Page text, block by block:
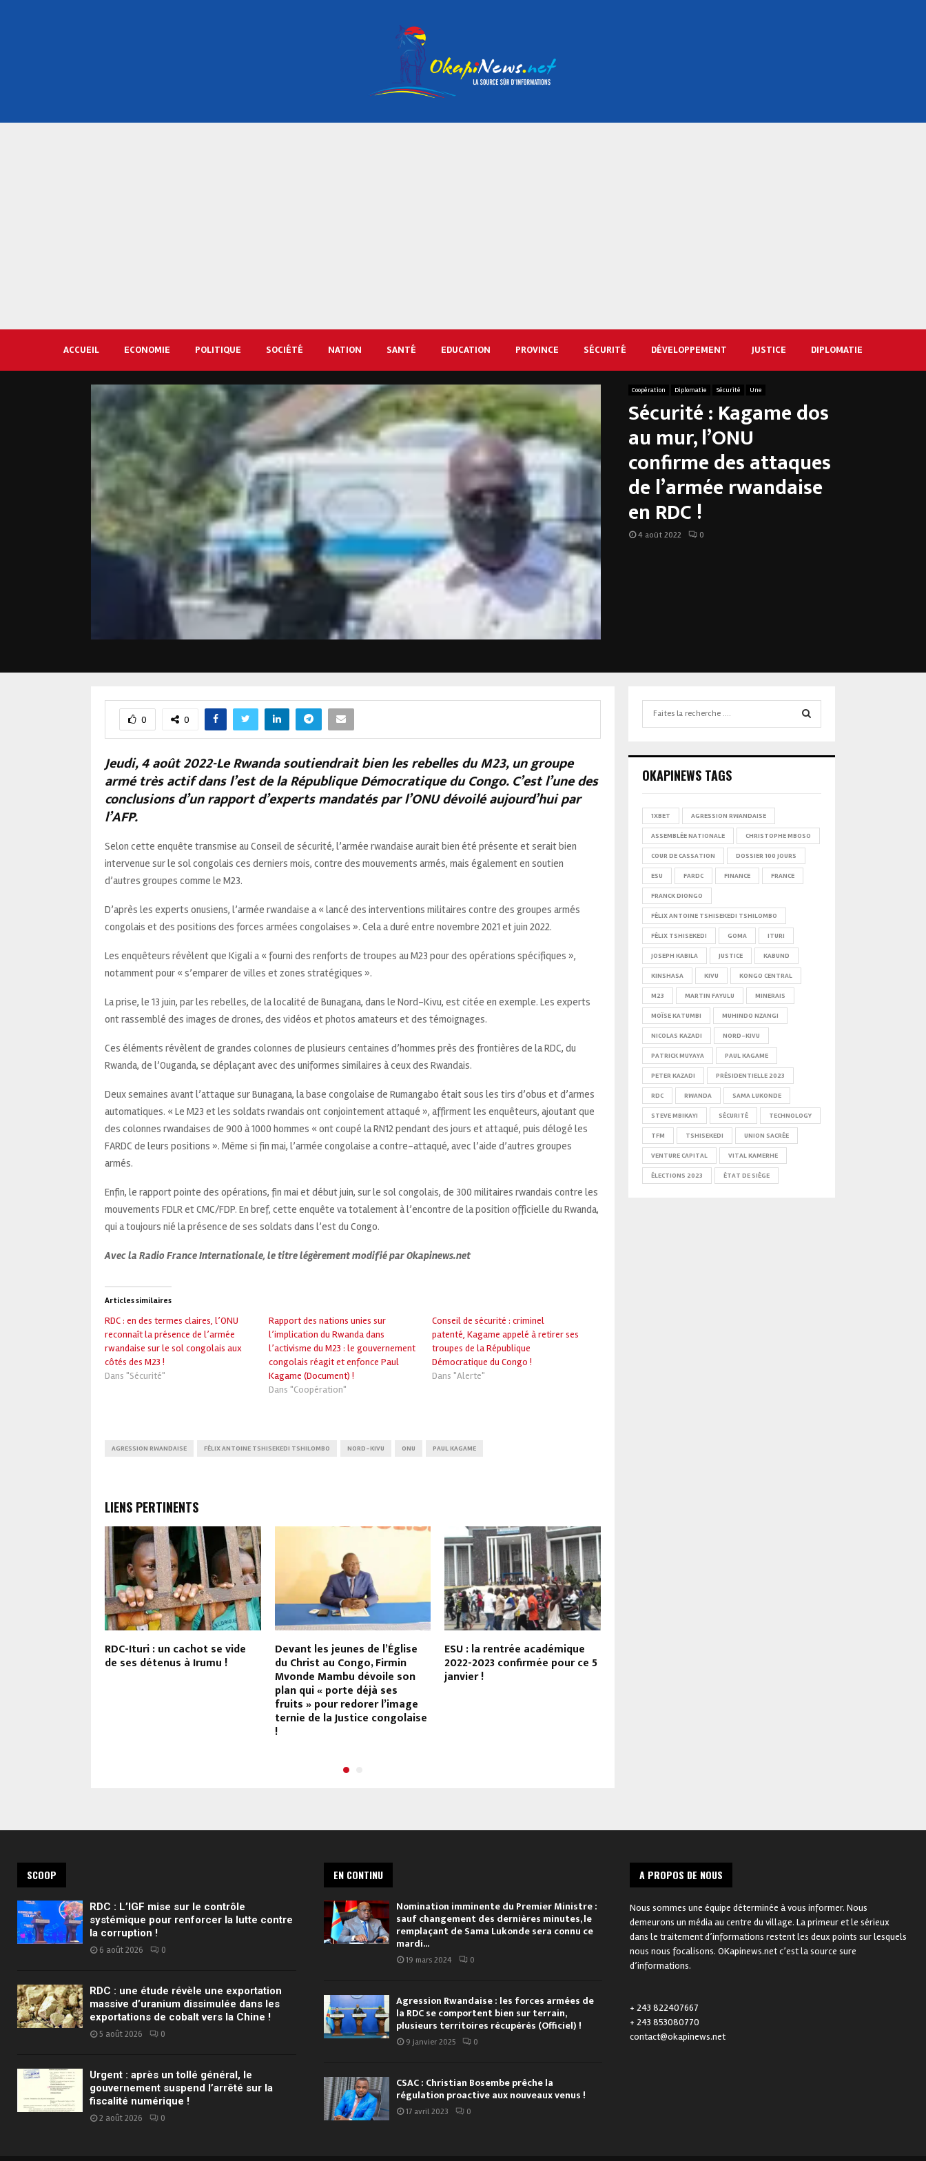
ACCUEIL ECONOMIE POLITIQUE SOCIÉTÉ NATION SANTÉ EDUCATION PROVINCE SÉCURITÉ DÉVELOPPEMENT JUSTICE DIPLOMATIE
Coopération Diplomatie Sécurité Une
Sécurité : Kagame dos
au mur, l’ONU
confirme des attaques
de l’armée rwandaise
en RDC !
4 août 2022 0
0 0
Jeudi, 4 août 2022-Le Rwanda soutiendrait bien les rebelles du M23, un groupe
armé très actif dans l’est de la République Démocratique du Congo. C’est l’une des
conclusions d’un rapport d’experts mandatés par l’ONU dévoilé aujourd’hui par
l’AFP.
Selon cette enquête transmise au Conseil de sécurité, l’armée rwandaise aurait bien été présente et serait bien
intervenue sur le sol congolais ces derniers mois, contre des mouvements armés, mais également en soutien
d’autres groupes comme le M23.
D’après les experts onusiens, l’armée rwandaise a « lancé des interventions militaires contre des groupes armés
congolais et des positions des forces armées congolaises ». Cela a duré entre novembre 2021 et juin 2022.
Les enquêteurs révèlent que Kigali a « fourni des renforts de troupes au M23 pour des opérations spécifiques »,
notamment pour « s’emparer de villes et zones stratégiques ».
La prise, le 13 juin, par les rebelles, de la localité de Bunagana, dans le Nord-Kivu, est citée en exemple. Les experts
ont rassemblé des images de drones, des vidéos et photos amateurs et des témoignages.
Ces éléments révèlent de grandes colonnes de plusieurs centaines d’hommes près des frontières de la RDC, du
Rwanda, de l’Ouganda, se déplaçant avec des uniformes similaires à ceux des Rwandais.
Deux semaines avant l’attaque sur Bunagana, la base congolaise de Rumangabo était sous les tirs d’obus et d’armes
automatiques. « Le M23 et les soldats rwandais ont conjointement attaqué », affirment les enquêteurs, ajoutant que
des colonnes rwandaises de 900 à 1000 hommes « ont coupé la RN12 pendant des jours et attaqué, puis délogé les
FARDC de leurs positions ». Même si fin mai, l’armée congolaise a contre-attaqué, avec l’aide d’autres groupes
armés.
Enfin, le rapport pointe des opérations, fin mai et début juin, sur le sol congolais, de 300 militaires rwandais contre les
mouvements FDLR et CMC/FDP. En bref, cette enquête va totalement à l’encontre de la position officielle du Rwanda,
qui a toujours nié la présence de ses soldats dans l’est du Congo.
Avec la Radio France Internationale, le titre légèrement modifié par Okapinews.net
Articles similaires
RDC : en des termes claires, l’ONU
reconnaît la présence de l’armée
rwandaise sur le sol congolais aux
côtés des M23 !
Dans "Sécurité"
Rapport des nations unies sur
l’implication du Rwanda dans
l’activisme du M23 : le gouvernement
congolais réagit et enfonce Paul
Kagame (Document) !
Dans "Coopération"
Conseil de sécurité : criminel
patenté, Kagame appelé à retirer ses
troupes de la République
Démocratique du Congo !
Dans "Alerte"
AGRESSION RWANDAISE FÉLIX ANTOINE TSHISEKEDI TSHILOMBO NORD-KIVU ONU PAUL KAGAME
LIENS PERTINENTS
RDC-Ituri : un cachot se vide
de ses détenus à Irumu !
Devant les jeunes de l’Église
du Christ au Congo, Firmin
Mvonde Mambu dévoile son
plan qui « porte déjà ses
fruits » pour redorer l’image
ternie de la Justice congolaise
!
ESU : la rentrée académique
2022-2023 confirmée pour ce 5
janvier !
OKAPINEWS TAGS
1XBET AGRESSION RWANDAISE
ASSEMBLÉE NATIONALE CHRISTOPHE MBOSO
COUR DE CASSATION DOSSIER 100 JOURS
ESU FARDC FINANCE FRANCE
FRANCK DIONGO
FÉLIX ANTOINE TSHISEKEDI TSHILOMBO
FÉLIX TSHISEKEDI GOMA ITURI
JOSEPH KABILA JUSTICE KABUND
KINSHASA KIVU KONGO CENTRAL
M23 MARTIN FAYULU MINERAIS
MOÏSE KATUMBI MUHINDO NZANGI
NICOLAS KAZADI NORD-KIVU
PATRICK MUYAYA PAUL KAGAME
PETER KAZADI PRÉSIDENTIELLE 2023
RDC RWANDA SAMA LUKONDE
STEVE MBIKAYI SÉCURITÉ TECHNOLOGY
TFM TSHISEKEDI UNION SACRÉE
VENTURE CAPITAL VITAL KAMERHE
ÉLECTIONS 2023 ÉTAT DE SIÈGE
SCOOP
RDC : L’IGF mise sur le contrôle
systémique pour renforcer la lutte contre
la corruption !
6 août 2026 0
RDC : une étude révèle une exportation
massive d’uranium dissimulée dans les
exportations de cobalt vers la Chine !
5 août 2026 0
Urgent : après un tollé général, le
gouvernement suspend l’arrêté sur la
fiscalité numérique !
2 août 2026 0
EN CONTINU
Nomination imminente du Premier Ministre :
sauf changement des dernières minutes, le
remplaçant de Sama Lukonde sera connu ce
mardi...
19 mars 2024 0
Agression Rwandaise : les forces armées de
la RDC se comportent bien sur terrain,
plusieurs territoires récupérés (Officiel) !
9 janvier 2025 0
CSAC : Christian Bosembe prêche la
régulation proactive aux nouveaux venus !
17 avril 2023 0
A PROPOS DE NOUS
Nous sommes une équipe déterminée à vous informer. Nous
demeurons un média au centre du village. La primeur et le sérieux
dans le traitement d’informations restent les deux points sur lesquels
nous nous focalisons. OKapinews.net c’est la source sure
d’informations.
+ 243 822407667
+ 243 853080770
contact@okapinews.net